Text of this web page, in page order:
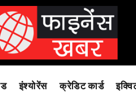
इंश्योरेंस क्रेडिट कार्ड